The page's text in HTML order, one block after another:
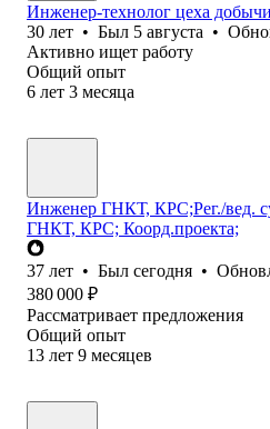
Инженер-технолог цеха
30 лет • Был 5 августа •
Активно ищет работу
Общий опыт
6 лет 3 месяца
Инженер ГНКТ, КРС;Рег./вед.
ГНКТ, КРС; Коорд.проекта;
37 лет • Был сегодня •
380 000 ₽
Рассматривает предложения
Общий опыт
13 лет 9 месяцев